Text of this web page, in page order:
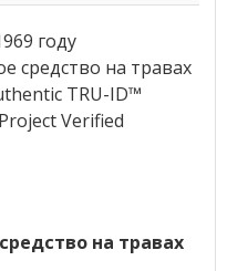
году
средство на травах
TRU-ID™
Verified
на травах